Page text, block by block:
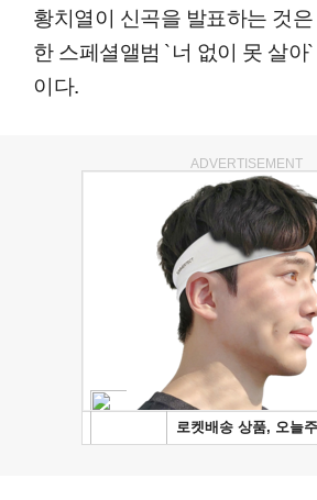
황치열이 신곡을 발표하는 것
한 스페셜앨범 `너 없이 못 살아
이다.
ADVERTISEMENT